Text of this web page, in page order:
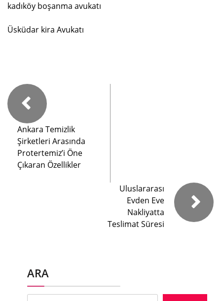
kadıköy boşanma avukatı
Üsküdar kira Avukatı
Ankara Temizlik
Şirketleri Arasında
Protertemiz’i Öne
Çıkaran Özellikler
Uluslararası
Evden Eve
Nakliyatta
Teslimat Süresi
ARA